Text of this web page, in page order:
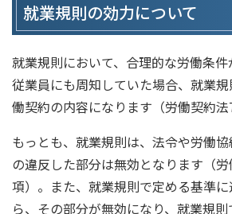
就業規則の効力について
就業規則において、合理的な労働条件
従業員にも周知していた場合、就業
働契約の内容になります（労働契約法
もっとも、就業規則は、法令や労働
の違反した部分は無効となります（
項）。また、就業規則で定める基準
ら、その部分が無効になり、就業規